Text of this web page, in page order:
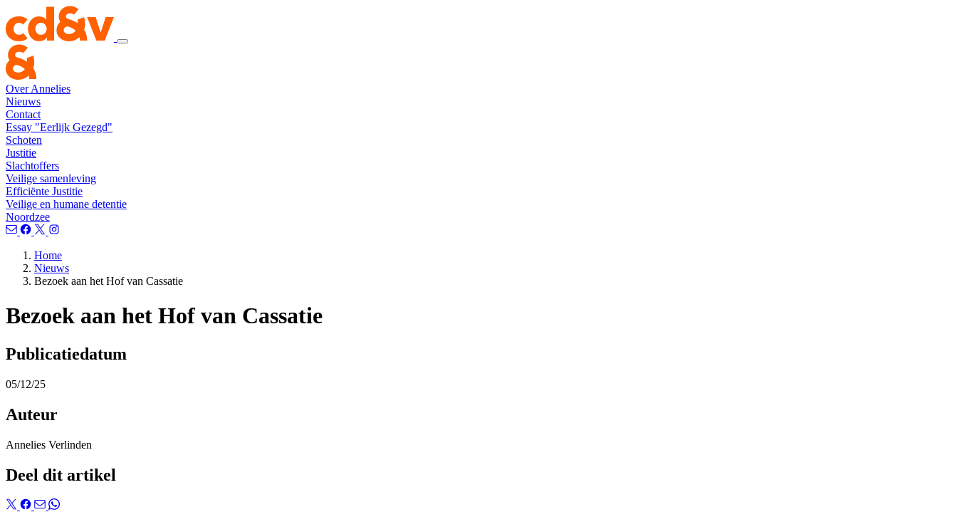
Over Annelies
Nieuws
Contact
Essay "Eerlijk Gezegd"
Schoten
Justitie
Slachtoffers
Veilige samenleving
Efficiënte Justitie
Veilige en humane detentie
Noordzee
Home
Nieuws
Bezoek aan het Hof van Cassatie
Bezoek aan het Hof van Cassatie
Publicatiedatum
05/12/25
Auteur
Annelies Verlinden
Deel dit artikel